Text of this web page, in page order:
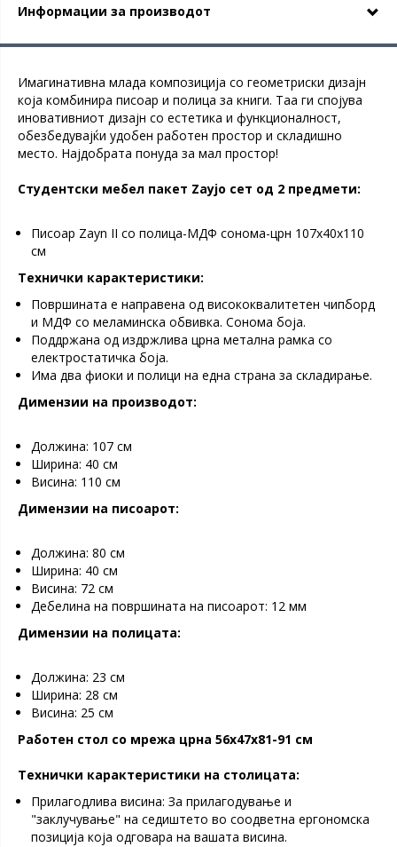
Информации за производот
Имагинативна млада композиција со геометриски дизајн
која комбинира писоар и полица за книги. Таа ги спојува
иновативниот дизајн со естетика и функционалност,
обезбедувајќи удобен работен простор и складишно
место. Најдобрата понуда за мал простор!
Студентски мебел пакет Zayjo сет од 2 предмети:
Писоар Zayn II со полица-МДФ сонома-црн 107x40x110
см
Технички карактеристики:
Површината е направена од висококвалитетен чипборд
и МДФ со меламинска обвивка. Сонома боја.
Поддржана од издржлива црна метална рамка со
електростатичка боја.
Има два фиоки и полици на една страна за складирање.
Димензии на производот:
Должина: 107 см
Ширина: 40 см
Висина: 110 см
Димензии на писоарот:
Должина: 80 см
Ширина: 40 см
Висина: 72 см
Дебелина на површината на писоарот: 12 мм
Димензии на полицата:
Должина: 23 см
Ширина: 28 см
Висина: 25 см
Работен стол со мрежа црна 56x47x81-91 см
Технички карактеристики на столицата:
Прилагодлива висина: За прилагодување и
"заклучување" на седиштето во соодветна ергономска
позиција која одговара на вашата висина.